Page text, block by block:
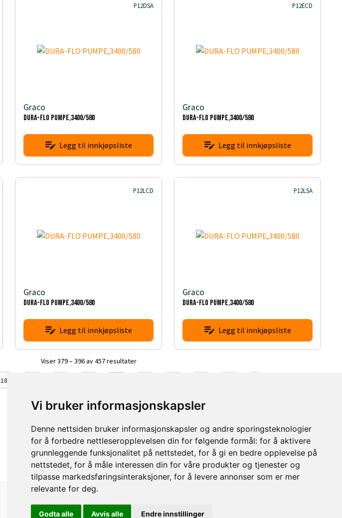
Vi bruker informasjonskapsler
Denne nettsiden bruker informasjonskapsler og andre sporingsteknologier
for å forbedre nettleseropplevelsen din for følgende formål: for å aktivere
grunnleggende funksjonalitet på nettstedet, for å gi en bedre opplevelse på
nettstedet, for å måle interessen din for våre produkter og tjenester og
tilpasse markedsføringsinteraksjoner, for å levere annonser som er mer
relevante for deg.
Godta alle Avvis alle Endre innstillinger
P12DSA
Graco
DURA-FLO PUMPE,3400/580
Legg til innkjøpsliste
P12ECD
Graco
DURA-FLO PUMPE,3400/580
Legg til innkjøpsliste
P12LCD
Graco
DURA-FLO PUMPE,3400/580
Legg til innkjøpsliste
P12LSA
Graco
DURA-FLO PUMPE,3400/580
Legg til innkjøpsliste
Viser 379 – 396 av 457 resultater
18